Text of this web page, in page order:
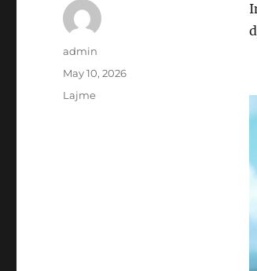
Author
admin
Posted
on
May 10, 2026
Categories
Lajme